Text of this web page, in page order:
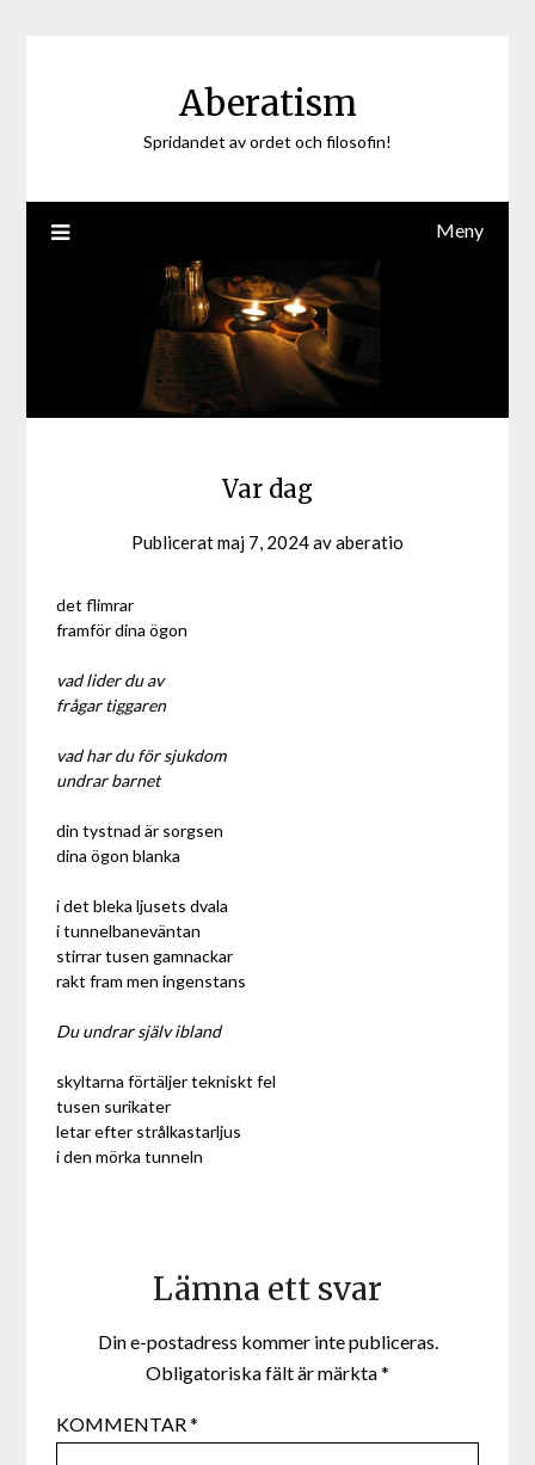
Aberatism
Spridandet av ordet och filosofin!
Meny
Var dag
Publiceratmaj 7, 2024avaberatio
det flimrar
framför dina ögon
vad lider du av
frågar tiggaren
vad har du för sjukdom
undrar barnet
din tystnad är sorgsen
dina ögon blanka
i det bleka ljusets dvala
i tunnelbaneväntan
stirrar tusen gamnackar
rakt fram men ingenstans
Du undrar själv ibland
skyltarna förtäljer tekniskt fel
tusen surikater
letar efter strålkastarljus
i den mörka tunneln
Lämna ett svar
Din e-postadress kommer inte publiceras.
Obligatoriska fält är märkta*
KOMMENTAR*